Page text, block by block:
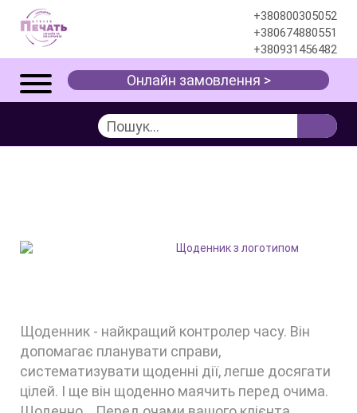
+380800305052
+380674880551
+380931456482
Онлайн замовлення >
Щоденник з логотипом
Щоденник - найкращий контролер часу. Він
допомагає планувати справи,
систематизувати щоденні дії, легше досягати
цілей. І ще він щоденно маячить перед очима.